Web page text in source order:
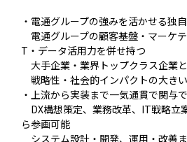
・電通グループの強みを活かせる独
電通グループの顧客基盤・マーケ
T・データ活用力を併せ持つ
大手企業・業界トップクラス企業
戦略性・社会的インパクトの大き
・上流から実装まで一気通貫で関与
DX構想策定、業務改革、IT戦略立
ら参画可能
システム設計・開発、運用・改善